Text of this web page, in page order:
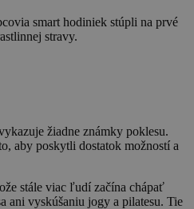
smart hodiniek stúpli na prvé
stravy.
žiadne známky poklesu.
aby poskytli dostatok možností a
stále viac ľudí začína chápať
ani vyskúšaniu jogy a pilatesu. Tie